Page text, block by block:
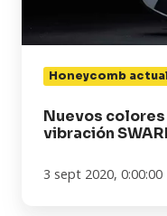
vibración
Honeycomb
Nuevos colores
vibración
3 sept 2020, 0:00:00